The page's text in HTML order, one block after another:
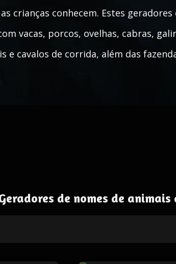
crianças conhecem. Estes
vacas, porcos, ovelhas, cabras,
e cavalos de corrida, além das
de nomes de animais